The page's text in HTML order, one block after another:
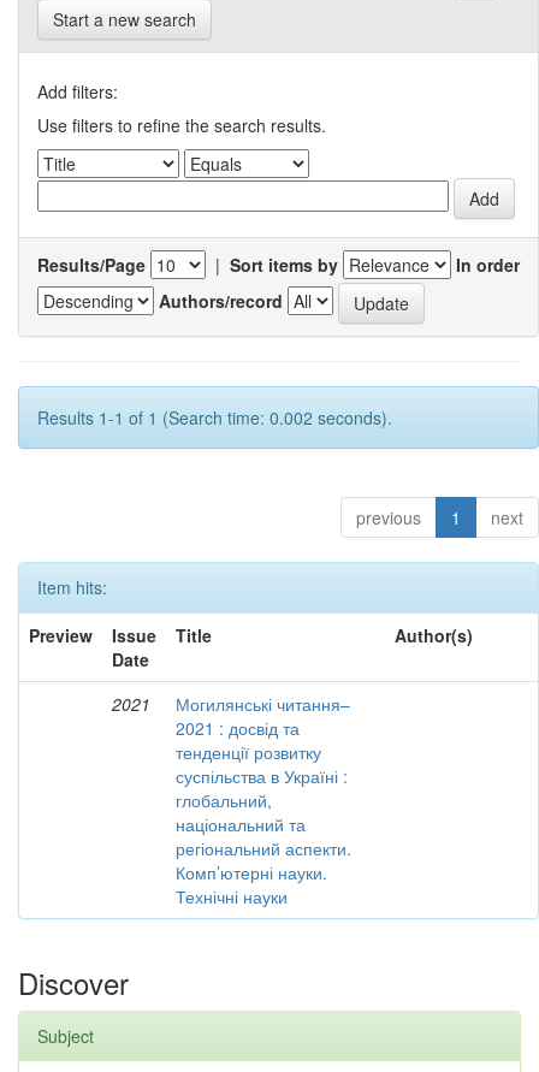
Start a new search
Add filters:
Use filters to refine the search results.
Results/Page | Sort items by
In order
Authors/record
Results 1-1 of 1 (Search time: 0.002 seconds).
previous 1 next
Item hits:
Preview
Issue
Date
Title Author(s)
2021
Могилянські читання–
2021 : досвід та
тенденції розвитку
суспільства в Україні :
глобальний,
національний та
регіональний аспекти.
Комп’ютерні науки.
Технічні науки
Discover
Subject